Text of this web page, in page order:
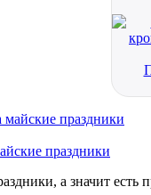
праздники
а значит есть